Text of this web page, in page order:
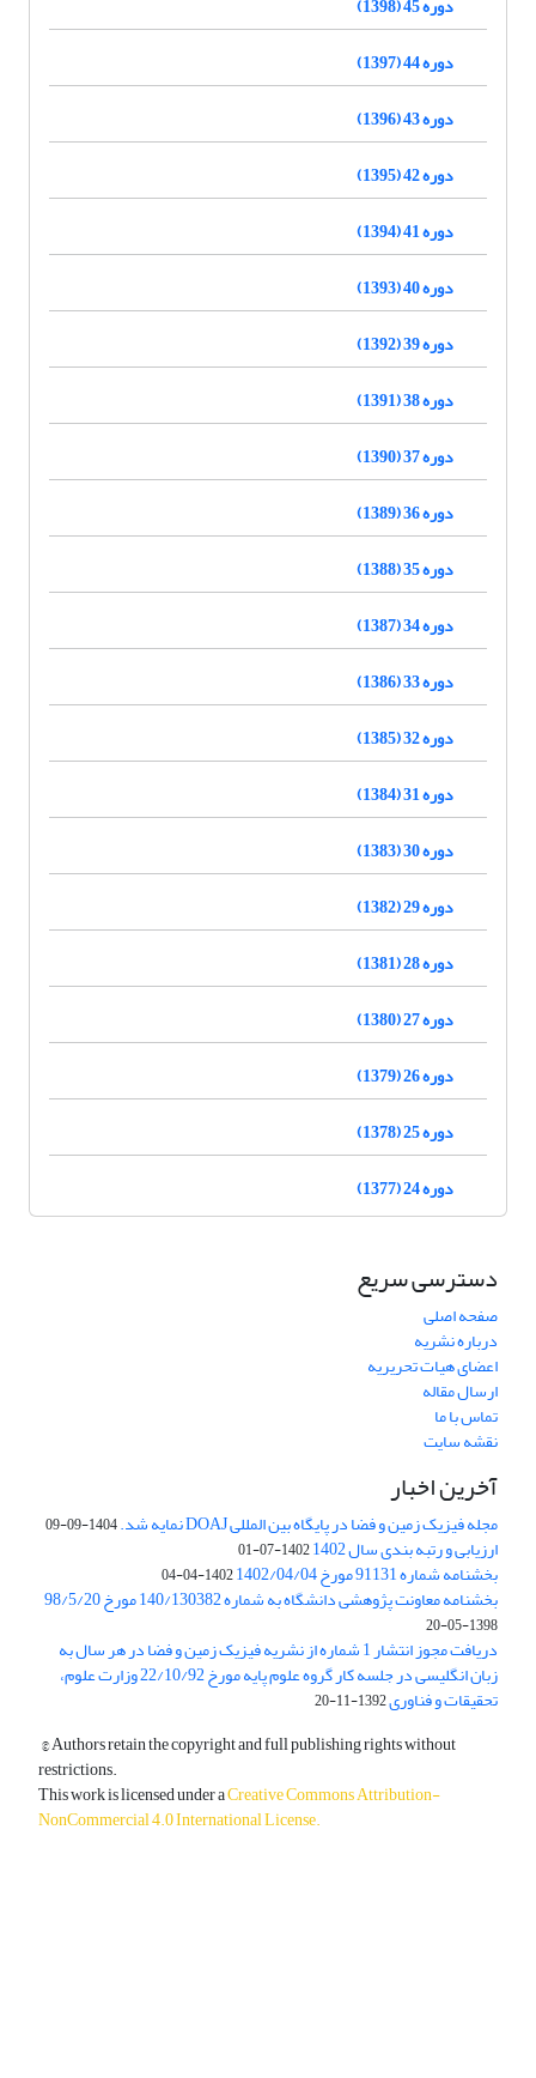
دوره 44 (1397)
دوره 43 (1396)
دوره 42 (1395)
دوره 41 (1394)
دوره 40 (1393)
دوره 39 (1392)
دوره 38 (1391)
دوره 37 (1390)
دوره 36 (1389)
دوره 35 (1388)
دوره 34 (1387)
دوره 33 (1386)
دوره 32 (1385)
دوره 31 (1384)
دوره 30 (1383)
دوره 29 (1382)
دوره 28 (1381)
دوره 27 (1380)
دوره 26 (1379)
دوره 25 (1378)
دوره 24 (1377)
دسترسی سریع
صفحه اصلی
درباره نشریه
اعضای هیات تحریریه
ارسال مقاله
تماس با ما
نقشه سایت
آخرین اخبار
مجله فیزیک زمین و فضا در پایگاه بین المللی DOAJ نمایه شد. 1404-09-09
ارزیابی و رتبه بندی سال 1402 1402-07-01
بخشنامه شماره 91131 مورخ 1402/04/04 1402-04-04
بخشنامه معاونت پژوهشی دانشگاه به شماره 140/130382 مورخ 98/5/20
1398-05-20
دریافت مجوز انتشار 1 شماره از نشریه فیزیک زمین و فضا در هر سال به
زبان انگلیسی در جلسه کار گروه علوم پایه مورخ 22/10/92 وزارت علوم،
تحقیقات و فناوری1392-11-20
© Authors retain the copyright and full publishing rights without
restrictions.
This work is licensed under aCreative Commons Attribution-
NonCommercial 4.0 International License.